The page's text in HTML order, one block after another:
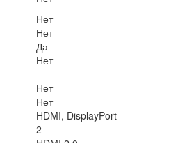
Нет
Нет
Да
Нет
Нет
Нет
HDMI, DisplayPort
2